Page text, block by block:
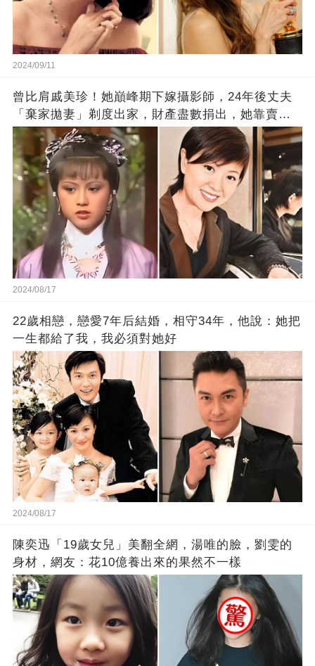
2024/09/11
曾比肩戚美珍！她巔峰期下嫁攝影師，24年後丈夫
「棄家拋妻」剃度出家，財產盡數捐出，她靠賣保
險維生，如今過得怎樣
2024/08/17
22歲相戀，戀愛7年后結婚，相守34年，他說：她把
一生都給了我，我必須對她好
2024/08/17
陳奕迅「19歲女兒」美翻全網，湯唯的臉，劉雯的
身材，網友：花10億養出來的果然不一樣